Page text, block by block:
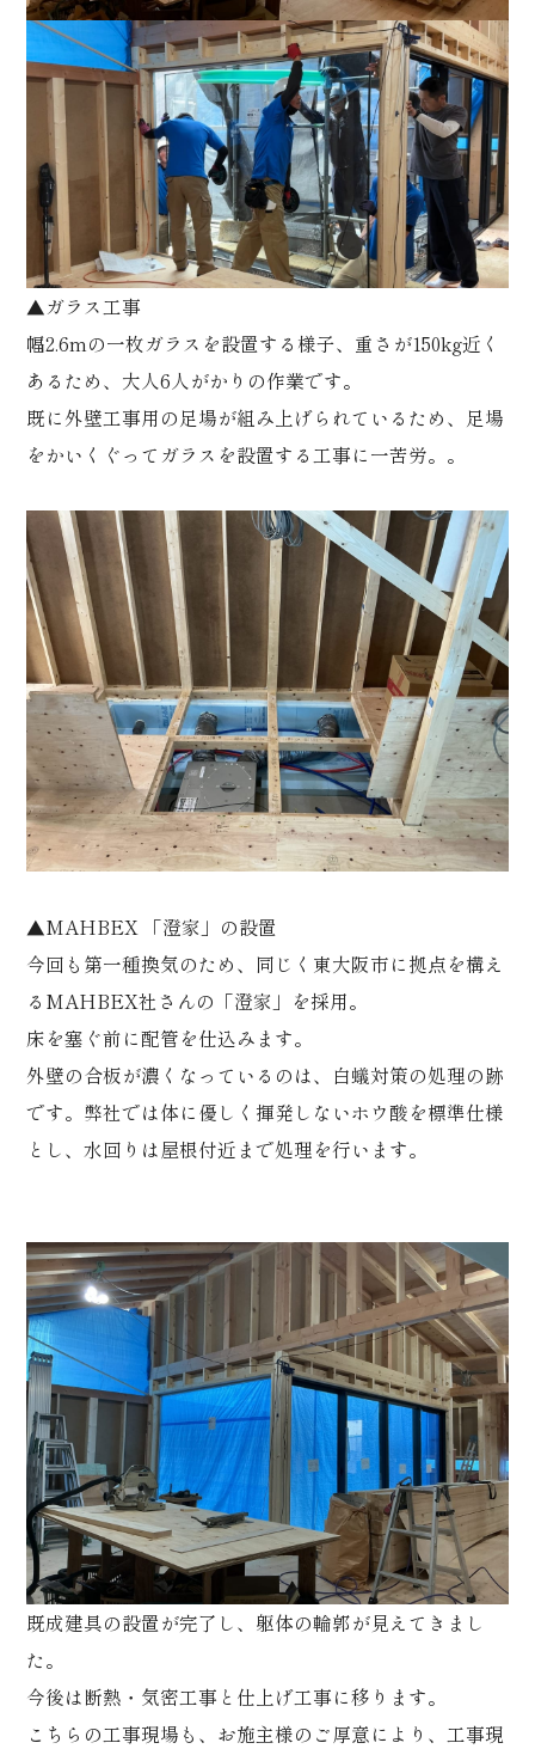
▲ガラス工事
幅2.6mの一枚ガラスを設置する様子、重さが150kg近く
あるため、大人6人がかりの作業です。
既に外壁工事用の足場が組み上げられているため、足場
をかいくぐってガラスを設置する工事に一苦労。。
▲MAHBEX 「澄家」の設置
今回も第一種換気のため、同じく東大阪市に拠点を構え
るMAHBEX社さんの「澄家」を採用。
床を塞ぐ前に配管を仕込みます。
外壁の合板が濃くなっているのは、白蟻対策の処理の跡
です。弊社では体に優しく揮発しないホウ酸を標準仕様
とし、水回りは屋根付近まで処理を行います。
既成建具の設置が完了し、躯体の輪郭が見えてきまし
た。
今後は断熱・気密工事と仕上げ工事に移ります。
こちらの工事現場も、お施主様のご厚意により、工事現